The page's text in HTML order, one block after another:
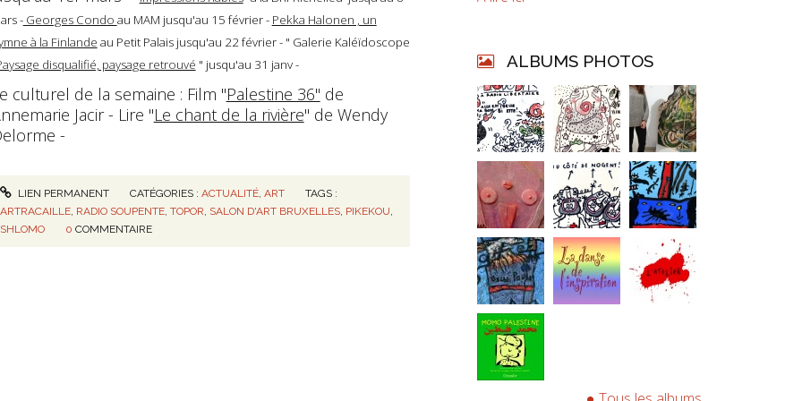
-Georges Condo au MAM jusqu'au 15 février - Pekka Halonen , un
à la Finlande au Petit Palais jusqu'au 22 février - " Galerie Kaléïdoscope
disqualifié, paysage retrouvé " jusqu'au 31 janv -
culturel de la semaine : Film "Palestine 36" de
Jacir - Lire "Le chant de la rivière" de Wendy
-
LIEN PERMANENT CATÉGORIES :ACTUALITÉ ,ART
TAGS :
ARTRACAILLE, RADIO SOUPENTE, TOPOR SALON D'ART BRUXELLES, PIKEKOU
SHLOMO
0 COMMENTAIRE
ALBUMS PHOTOS